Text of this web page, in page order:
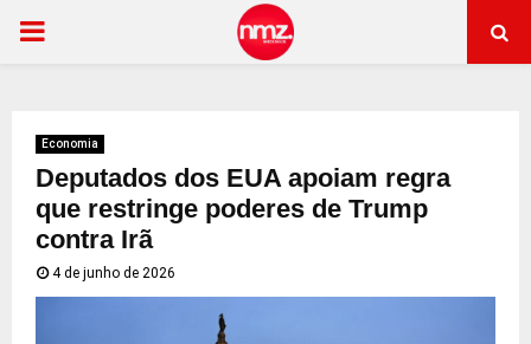
PRIMARY
Economia
Deputados dos EUA apoiam regra
que restringe poderes de Trump
contra Irã
4 de junho de 2026